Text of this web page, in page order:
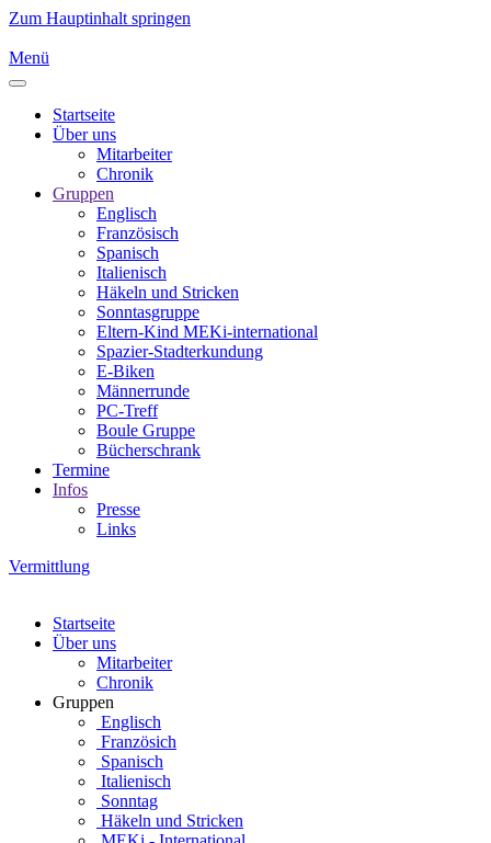
Zum Hauptinhalt springen
Menü
Startseite
Über uns
Mitarbeiter
Chronik
Gruppen
Englisch
Französisch
Spanisch
Italienisch
Häkeln und Stricken
Sonntasgruppe
Eltern-Kind MEKi-international
Spazier-Stadterkundung
E-Biken
Männerrunde
PC-Treff
Boule Gruppe
Bücherschrank
Termine
Infos
Presse
Links
Vermittlung
Startseite
Über uns
Mitarbeiter
Chronik
Gruppen
Englisch
Französich
Spanisch
Italienisch
Sonntag
Häkeln und Stricken